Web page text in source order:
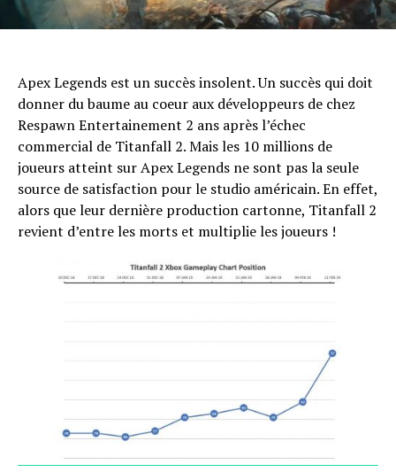
Apex Legends est un succès insolent. Un succès qui doit
donner du baume au coeur aux développeurs de chez
Respawn Entertainement 2 ans après l’échec
commercial de Titanfall 2. Mais les 10 millions de
joueurs atteint sur Apex Legends ne sont pas la seule
source de satisfaction pour le studio américain. En effet,
alors que leur dernière production cartonne, Titanfall 2
revient d’entre les morts et multiplie les joueurs !